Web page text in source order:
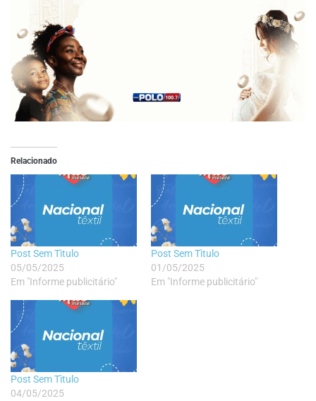
Relacionado
Post Sem Tìtulo
05/05/2025
Em "Informe publicitário"
Post Sem Tìtulo
01/05/2025
Em "Informe publicitário"
Post Sem Tìtulo
04/05/2025